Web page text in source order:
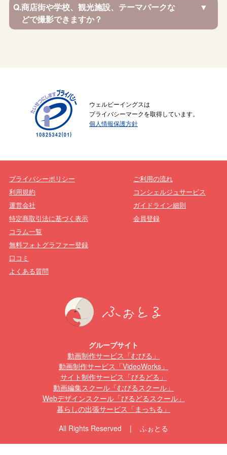
Q.商店街や学校、観光施設、テーマパークな
どで撮影できますか？
ウェルビーイングスは
プライバシーマークを取得しています。
個人情報保護方針
プライバシーポリシー
利用規約
運営会社
特定商取引法に基づく表示
ご利用の流れ
コンシェルジュサービス
ガイドライン細則
会員登録
コラム一覧
無料フォトグラファー登録
口コミ
よくある質問
グループサイト
動画制作サービス「むびる」
動画制作サービス「VideoWorks」
サイト制作サービス「びるどる」
動画編集スクール「むびるスクール」
Webデザインスクール「びるどるスクール」
暮らしの出張サービス「まっちる」
All Rights Reserved | ふぉとる